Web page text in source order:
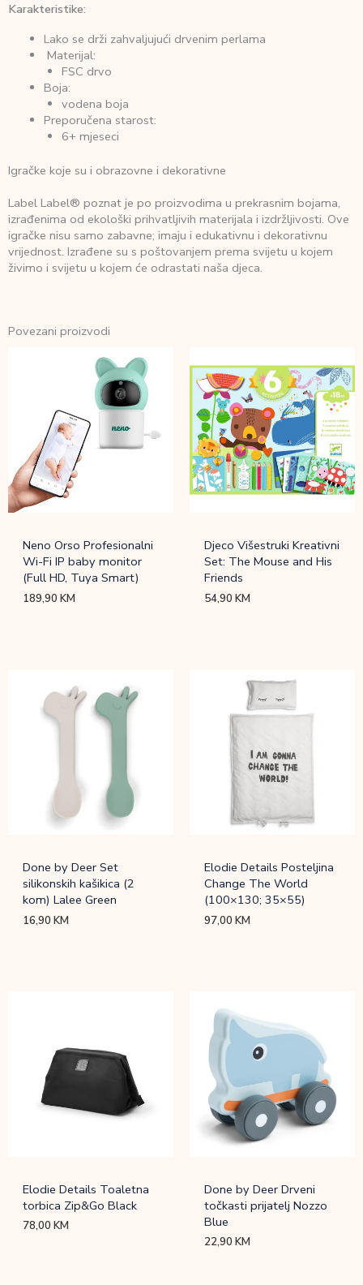
Karakteristike:
Lako se drži zahvaljujući drvenim perlama
Materijal:
FSC drvo
Boja:
vodena boja
Preporučena starost:
6+ mjeseci
Igračke koje su i obrazovne i dekorativne
Label Label® poznat je po proizvodima u prekrasnim bojama,
izrađenima od ekološki prihvatljivih materijala i izdržljivosti. Ove
igračke nisu samo zabavne; imaju i edukativnu i dekorativnu
vrijednost. Izrađene su s poštovanjem prema svijetu u kojem
živimo i svijetu u kojem će odrastati naša djeca.
Povezani proizvodi
Neno Orso Profesionalni
Wi-Fi IP baby monitor
(Full HD, Tuya Smart)
189,90KM
Djeco Višestruki Kreativni
Set: The Mouse and His
Friends
54,90KM
Done by Deer Set
silikonskih kašikica (2
kom) Lalee Green
16,90KM
Elodie Details Posteljina
Change The World
(100×130; 35×55)
97,00KM
Elodie Details Toaletna
torbica Zip&Go Black
78,00KM
Done by Deer Drveni
točkasti prijatelj Nozzo
Blue
22,90KM